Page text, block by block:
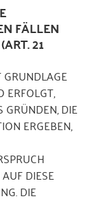
FÄLLEN
21
ERFOLGT,
GRÜNDEN, DIE
ERGEBEN,
DIESE
DIE